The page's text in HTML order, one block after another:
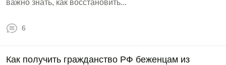
важно знать, как восстановить...
6
Как получить гражданство РФ беженцам из